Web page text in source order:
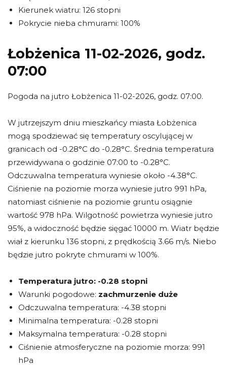
Kierunek wiatru: 126 stopni
Pokrycie nieba chmurami: 100%
Łobżenica 11-02-2026, godz.
07:00
Pogoda na jutro Łobżenica 11-02-2026, godz. 07:00.
W jutrzejszym dniu mieszkańcy miasta Łobżenica
mogą spodziewać się temperatury oscylującej w
granicach od -0.28°C do -0.28°C. Średnia temperatura
przewidywana o godzinie 07:00 to -0.28°C.
Odczuwalna temperatura wyniesie około -4.38°C.
Ciśnienie na poziomie morza wyniesie jutro 991 hPa,
natomiast ciśnienie na poziomie gruntu osiągnie
wartość 978 hPa. Wilgotność powietrza wyniesie jutro
95%, a widoczność będzie sięgać 10000 m. Wiatr będzie
wiał z kierunku 136 stopni, z prędkością 3.66 m/s. Niebo
będzie jutro pokryte chmurami w 100%.
Temperatura jutro: -0.28 stopni
Warunki pogodowe: zachmurzenie duże
Odczuwalna temperatura: -4.38 stopni
Minimalna temperatura: -0.28 stopni
Maksymalna temperatura: -0.28 stopni
Ciśnienie atmosferyczne na poziomie morza: 991
hPa